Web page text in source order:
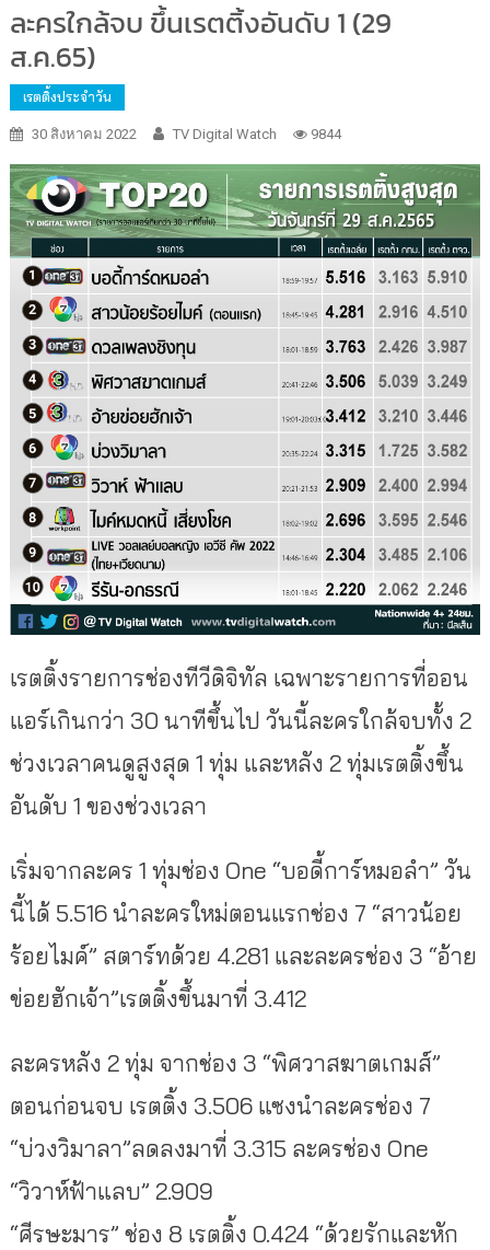
ละครใกล้จบ ขึ้นเรตติ้งอันดับ 1 (29
ส.ค.65)
เรตติ้งประจำวัน
30 สิงหาคม 2022 TV Digital Watch 9844
เรตติ้งรายการช่องทีวีดิจิทัล เฉพาะรายการที่ออน
แอร์เกินกว่า 30 นาทีขึ้นไป วันนี้ละครใกล้จบทั้ง 2
ช่วงเวลาคนดูสูงสุด 1 ทุ่ม และหลัง 2 ทุ่มเรตติ้งขึ้น
อันดับ 1 ของช่วงเวลา
เริ่มจากละคร 1 ทุ่มช่อง One “บอดี้การ์หมอลำ” วัน
นี้ได้ 5.516 นำละครใหม่ตอนแรกช่อง 7 “สาวน้อย
ร้อยไมค์” สตาร์ทด้วย 4.281 และละครช่อง 3 “อ้าย
ข่อยฮักเจ้า”เรตติ้งขึ้นมาที่ 3.412
ละครหลัง 2 ทุ่ม จากช่อง 3 “พิศวาสฆาตเกมส์”
ตอนก่อนจบ เรตติ้ง 3.506 แซงนำละครช่อง 7
“บ่วงวิมาลา”ลดลงมาที่ 3.315 ละครช่อง One
“วิวาห์ฟ้าแลบ” 2.909
“ศีรษะมาร” ช่อง 8 เรตติ้ง 0.424 “ด้วยรักและหัก